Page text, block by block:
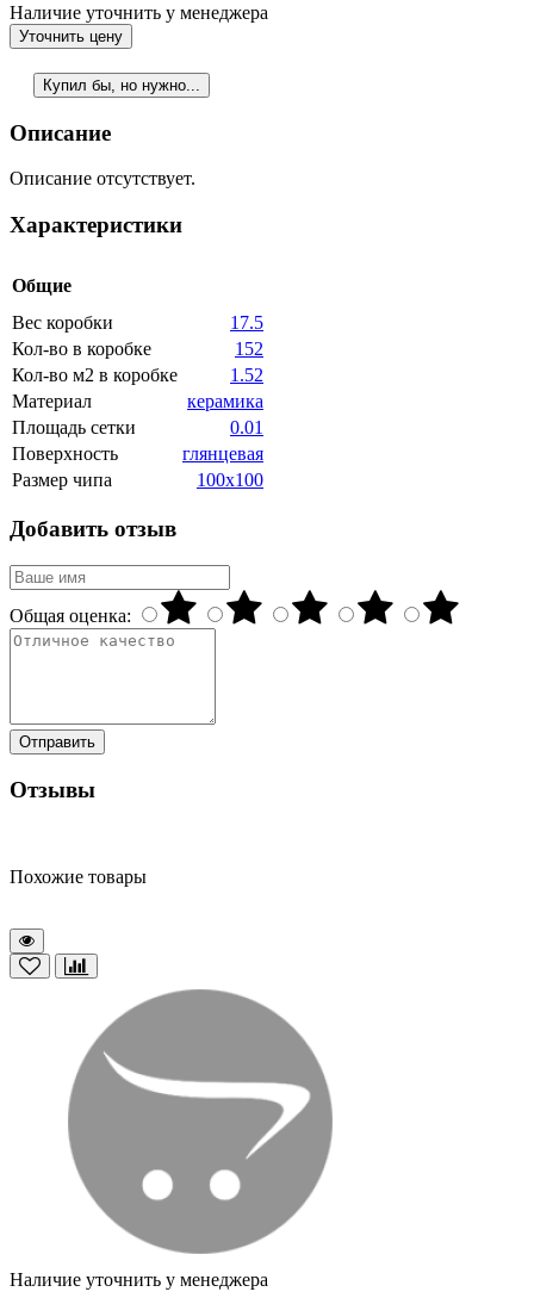
Наличие уточнить у менеджера
Уточнить цену
Купил бы, но нужно...
Описание
Описание отсутствует.
Характеристики
Общие
Вес коробки
17.5
Кол-во в коробке
152
Кол-во м2 в коробке
1.52
Материал
керамика
Площадь сетки
0.01
Поверхность
глянцевая
Размер чипа
100x100
Добавить отзыв
Общая оценка:
Отправить
Отзывы
Похожие товары
Наличие уточнить у менеджера